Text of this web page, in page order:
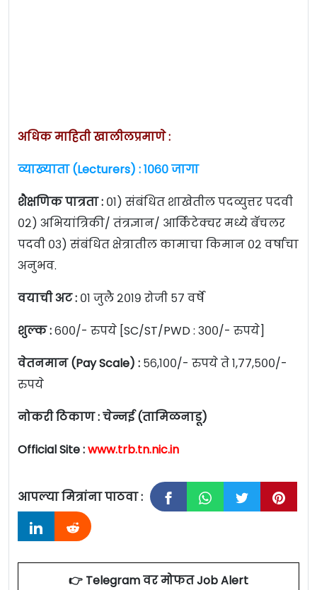
अधिक माहिती खालीलप्रमाणे :
व्याख्याता (Lecturers) : १०६० जागा
शैक्षणिक पात्रता : ०१) संबंधित शाखेतील पदव्युत्तर पदवी
०२) अभियांत्रिकी/ तंत्रज्ञान/ आर्किटेक्चर मध्ये बॅचलर
पदवी ०३) संबंधित क्षेत्रातील कामाचा किमान ०२ वर्षाचा
अनुभव.
वयाची अट : ०१ जुलै २०१९ रोजी ५७ वर्षे
शुल्क :६००/- रुपये [SC/ST/PWD : ३००/- रुपये]
वेतनमान (Pay Scale) : ५६,१००/- रुपये ते १,७७,५००/-
रुपये
नोकरी ठिकाण :चेन्नई (तामिळनाडू)
Official Site :www.trb.tn.nic.in
आपल्या मित्रांना पाठवा :
👉 Telegram वर मोफत Job Alert